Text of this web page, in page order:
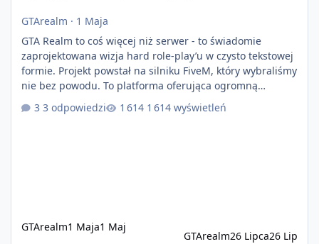
GTArealm · 1 Maja
GTA Realm to coś więcej niż serwer - to świadomie
zaprojektowana wizja hard role-play’u w czysto tekstowej
formie. Projekt powstał na silniku FiveM, który wybraliśmy
nie bez powodu. To platforma oferująca ogromną
elastyczność i znacznie szybszy rozwój systemów niż w
przypadku innych rozwiązań. Usprawniona
3 odpowiedzi 1 614 wyświetleń
GTArealm1 Maja1 Maj
GTArealm26 Lipca26 Lip